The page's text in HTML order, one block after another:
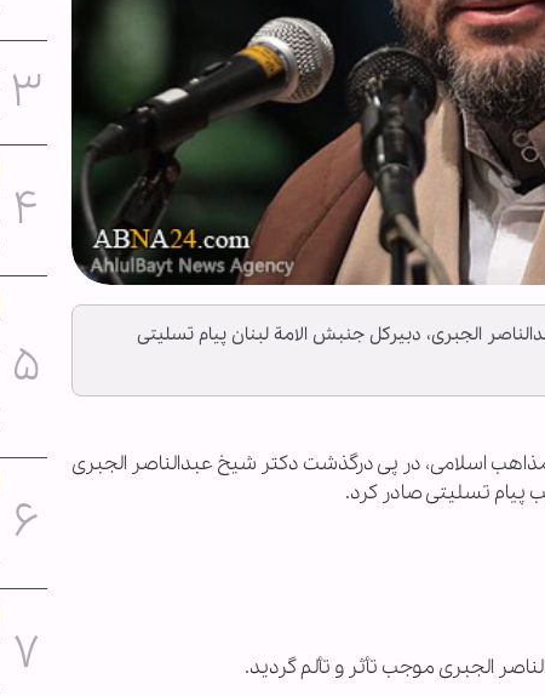
الجبری، دبیرکل جنبش الامة لبنان پیام تسلیتی
اسلامی، در پی درگذشت دکتر شیخ عبدالناصر الجبری
تسلیتی صادر کرد.
الجبری موجب تأثر و تألم گردید.